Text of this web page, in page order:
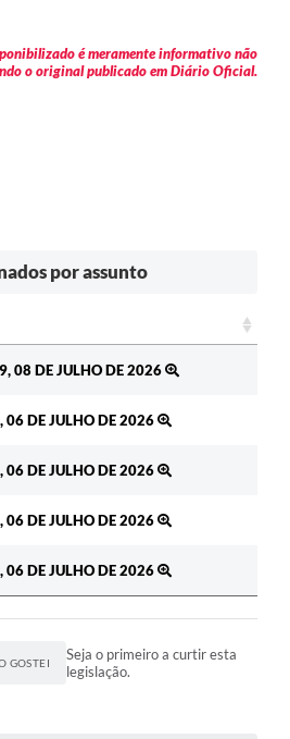
é meramente informativo não
o original publicado em Diário Oficial.
por assunto
08 DE JULHO DE 2026
06 DE JULHO DE 2026
06 DE JULHO DE 2026
06 DE JULHO DE 2026
06 DE JULHO DE 2026
GOSTEI
Seja o primeiro a curtir esta
legislação.